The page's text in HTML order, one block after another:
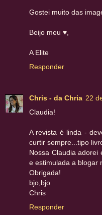
Gostei muito das
Beijo meu ♥,
A Elite
Responder
Chris - da Chria 22
Claudia!
A revista é linda -
curtir sempre...tipo
Nossa Claudia adorei
e estimulada a blogar
Obrigada!
bjo,bjo
Chris
Responder